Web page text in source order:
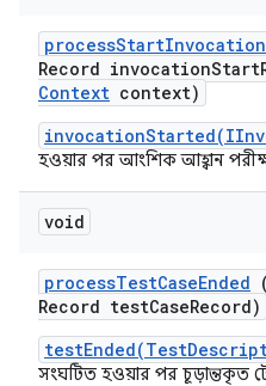
processStartInvocation
Record invocationStart
Context context)
হওয়ার পর আংশিক আহ্বান
void
processTestCaseEnded
Record testCaseRecord)
সংঘটিত হওয়ার পর চূড়ান্তকৃত